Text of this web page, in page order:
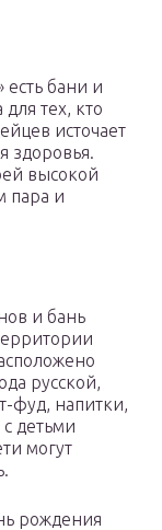
бани и
тех, кто
источает
здоровья.
высокой
пара и
и бань
русской,
фуд, напитки,
детьми
могут
рождения